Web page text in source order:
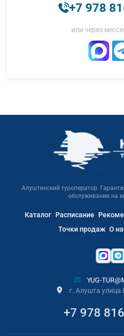
+7 978
или через
Алуштинский туроператор.
обслуживания на
Каталог Расписание
Точки продаж О
YUG-
г. Алушта
+7 978